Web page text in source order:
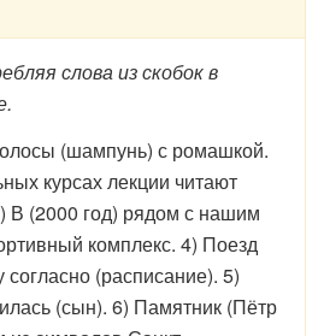
слова из скобок в
(шампунь) с ромашкой.
курсах лекции читают
В (2000 год) рядом с нашим
комплекс. 4) Поезд
(расписание). 5)
(сын). 6) Памятник (Пётр